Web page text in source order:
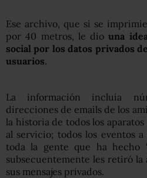
Ese archivo, que si se
por 40 metros, le diouna
social por los datos privados
usuarios.
La información incluía
direcciones de emails de los
la historia de todos los
al servicio; todos los eventos
toda la gente que ha hecho
subsecuentemente les retiró
sus mensajes privados.